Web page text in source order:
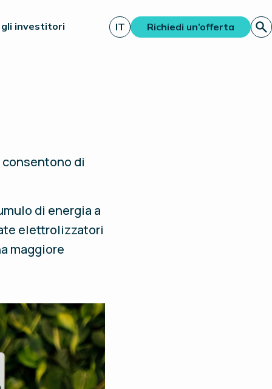
gli investitori IT Richiedi un’offerta
di
di energia a
elettrolizzatori
maggiore